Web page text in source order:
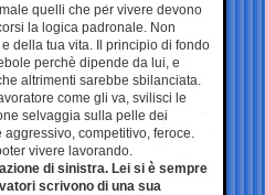
quelli che per vivere devono
la logica padronale. Non
della tua vita. Il principio di fondo
perchè dipende da lui, e
altrimenti sarebbe sbilanciata.
come gli va, svilisci le
selvaggia sulla pelle dei
competitivo, feroce.
vivere lavorando.
di sinistra. Lei si è sempre
scrivono di una sua